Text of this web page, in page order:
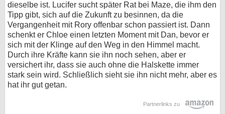
dieselbe ist. Lucifer sucht später Rat bei Maze, die ihm den
Tipp gibt, sich auf die Zukunft zu besinnen, da die
Vergangenheit mit Rory offenbar schon passiert ist. Dann
schenkt er Chloe einen letzten Moment mit Dan, bevor er
sich mit der Klinge auf den Weg in den Himmel macht.
Durch ihre Kräfte kann sie ihn noch sehen, aber er
versichert ihr, dass sie auch ohne die Halskette immer
stark sein wird. Schließlich sieht sie ihn nicht mehr, aber es
hat ihr gut getan.
Partnerlinks zu